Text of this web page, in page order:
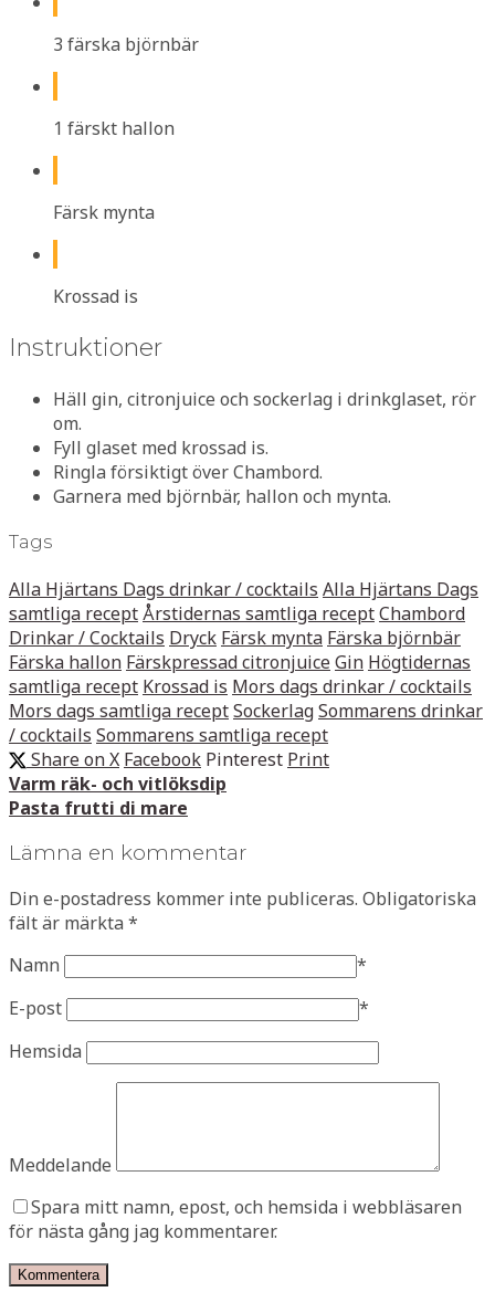
3 färska björnbär
1 färskt hallon
Färsk mynta
Krossad is
Instruktioner
Häll gin, citronjuice och sockerlag i drinkglaset, rör
om.
Fyll glaset med krossad is.
Ringla försiktigt över Chambord.
Garnera med björnbär, hallon och mynta.
Tags
Alla Hjärtans Dags drinkar / cocktails Alla Hjärtans Dags
samtliga receptÅrstidernas samtliga receptChambord
Drinkar / Cocktails Dryck Färsk mynta Färska björnbär
Färska hallon Färskpressad citronjuiceGin Högtidernas
samtliga recept Krossad is Mors dags drinkar / cocktails
Mors dags samtliga receptSockerlagSommarens drinkar
/ cocktails Sommarens samtliga recept
Share on X Facebook Pinterest Print
Varm räk- och vitlöksdip
Pasta frutti di mare
Lämna en kommentar
Din e-postadress kommer inte publiceras. Obligatoriska
fält är märkta *
Namn
*
E-post
*
Hemsida
Meddelande
Spara mitt namn, epost, och hemsida i webbläsaren
för nästa gång jag kommentarer.